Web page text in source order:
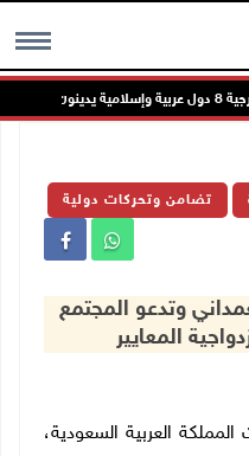
MENU غزة
تضامن وتحركات دولية
وتدعو المجتمع
المعايير
وفا- أدانت المملكة العربية السعودية،